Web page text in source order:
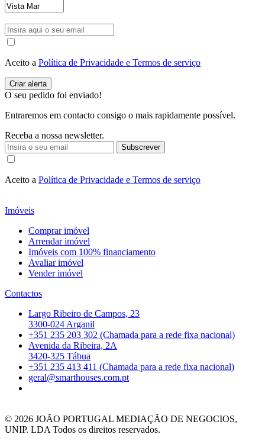
Aceito a Política de Privacidade e Termos de serviço
O seu pedido foi enviado!
Entraremos em contacto consigo o mais rapidamente possível.
Receba a nossa newsletter.
Subscrever
Aceito a Política de Privacidade e Termos de serviço
Imóveis
Comprar imóvel
Arrendar imóvel
Imóveis com 100% financiamento
Avaliar imóvel
Vender imóvel
Contactos
Largo Ribeiro de Campos, 23
3300-024 Arganil
+351 235 203 302 (Chamada para a rede fixa nacional)
Avenida da Ribeira, 2A
3420-325 Tábua
+351 235 413 411 (Chamada para a rede fixa nacional)
geral@smarthouses.com.pt
© 2026 JOÃO PORTUGAL MEDIAÇÃO DE NEGOCIOS,
UNIP. LDA Todos os direitos reservados.